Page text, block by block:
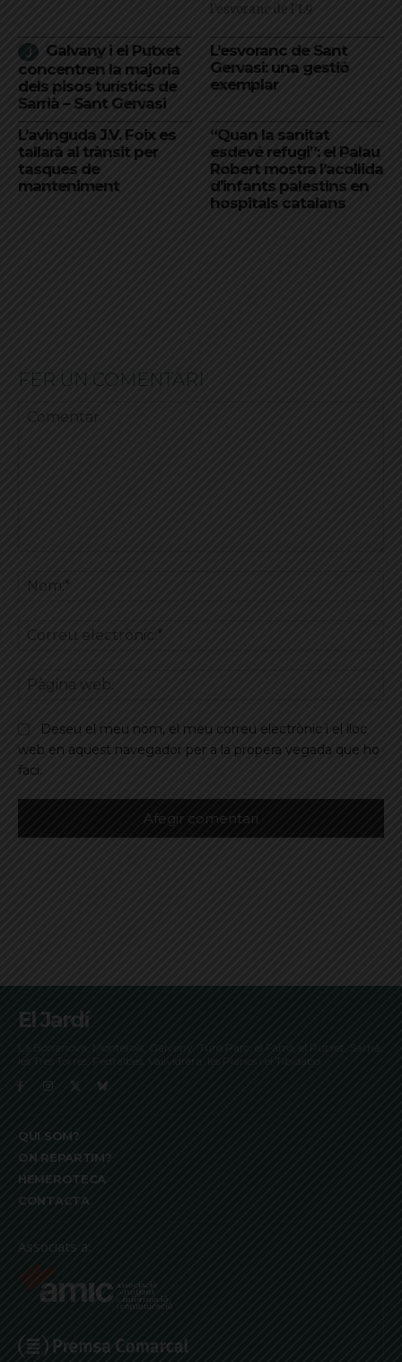
l'esvoranc de l'L9
Galvany i el Putxet
concentren la majoria
dels pisos turístics de
Sarrià – Sant Gervasi
L’esvoranc de Sant
Gervasi: una gestió
exemplar
L’avinguda J.V. Foix es
tallarà al trànsit per
tasques de
manteniment
“Quan la sanitat
esdevé refugi”: el Palau
Robert mostra l’acollida
d’infants palestins en
hospitals catalans
FER UN COMENTARI
Deseu el meu nom, el meu correu electrònic i el lloc
web en aquest navegador per a la propera vegada que ho
faci.
El Jardí
La Bonanova, Monterols, Galvany, Turó Parc, el Farró, el Putxet, Sarrià,
les Tres Torres, Pedralbes, Vallvidrera, les Planes i el Tibidabo
QUI SOM?
ON REPARTIM?
HEMEROTECA
CONTACTA
Associats a: